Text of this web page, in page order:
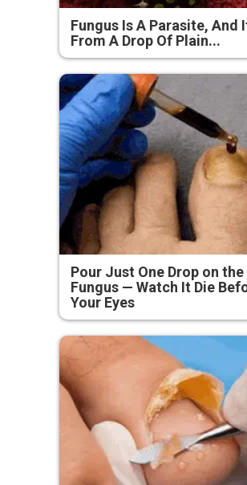
Fungus Is A Parasite, And
From A Drop Of Plain...
Pour Just One Drop on the
Fungus — Watch It Die
Your Eyes